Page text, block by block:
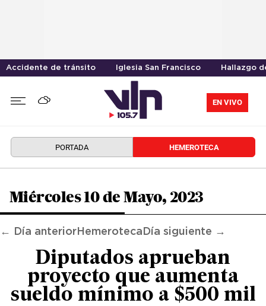
Accidente de tránsito Iglesia San Francisco Hallazgo
EN VIVO
PORTADA HEMEROTECA
Miércoles 10 de Mayo, 2023
← Día anterior Hemeroteca Día siguiente →
Diputados aprueban
proyecto que aumenta
sueldo mínimo a $500 mil